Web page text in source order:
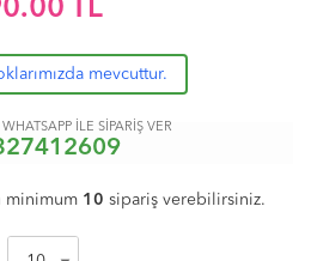
TL
mevcuttur.
WHATSAPP İLE SİPARİŞ VER
minimum 10 sipariş verebilirsiniz.